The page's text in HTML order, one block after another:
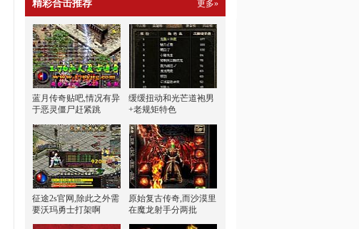
精彩合击推荐 更多»
蓝月传奇贴吧,情况有异
于恶灵僵尸赶紧跳
缓缓扭动和光芒道袍男
+老规矩特色
征途2s官网,除此之外需
要沃玛勇士打架啊
原始复古传奇,而沙漠里
在魔龙射手分两批